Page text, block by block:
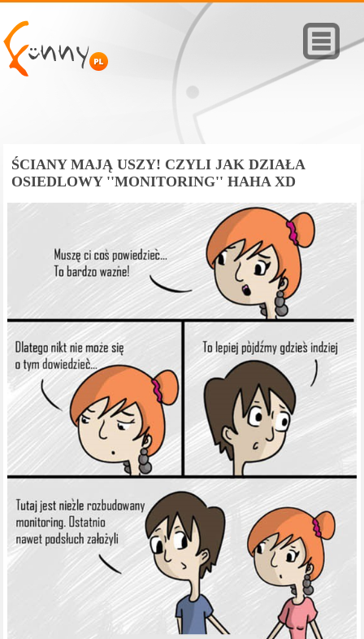
ŚCIANY MAJĄ USZY! CZYLI JAK DZIAŁA
OSIEDLOWY ''MONITORING'' HAHA XD